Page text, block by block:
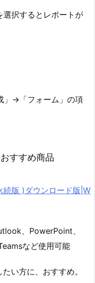
択するとレポートが
」→「フォーム」の項
すすめ商品
版 )ダウンロード版|W
、PowerPoint、
など使用可能
い方に、おすすめ。